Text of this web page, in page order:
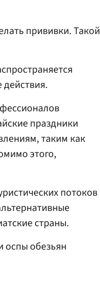
прививки. Такой
праздники
таким как
этого,
потоков
страны.
оспы обезьян